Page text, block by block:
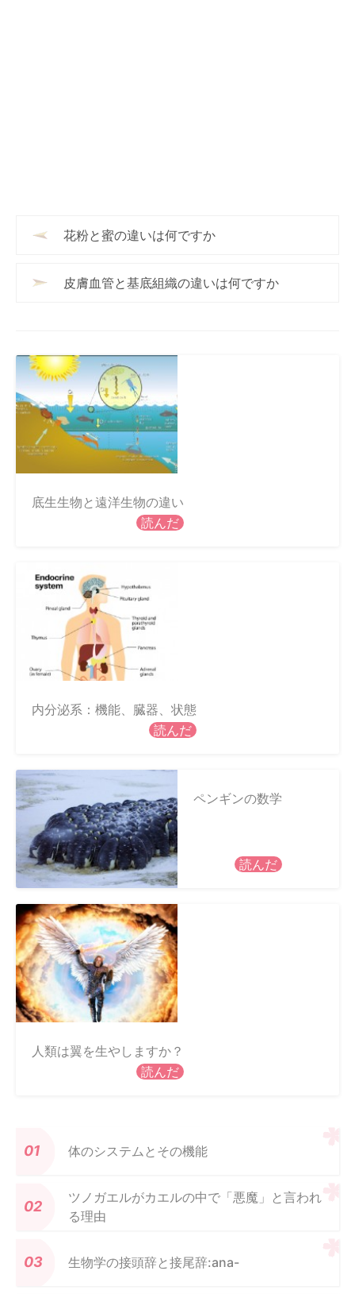
花粉と蜜の違いは何ですか
皮膚血管と基底組織の違いは何ですか
底生生物と遠洋生物の違い
読んだ
内分泌系：機能、臓器、状態
読んだ
ペンギンの数学
読んだ
人類は翼を生やしますか？
読んだ
体のシステムとその機能
ツノガエルがカエルの中で「悪魔」と言われ
る理由
生物学の接頭辞と接尾辞:ana-